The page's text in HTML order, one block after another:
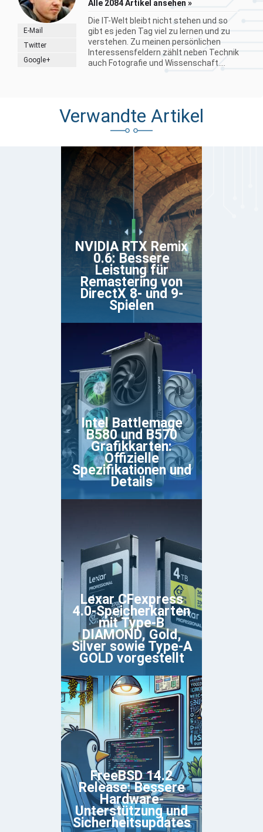
E-Mail
Twitter
Google+
Alle 2084 Artikel ansehen »
Die IT-Welt bleibt nicht stehen und so
gibt es jeden Tag viel zu lernen und zu
verstehen. Zu meinen persönlichen
Interessensfeldern zählt neben Technik
auch Fotografie und Wissenschaft....
Verwandte Artikel
NVIDIA RTX Remix
0.6: Bessere
Leistung für
Remastering von
DirectX 8- und 9-
Spielen
Intel Battlemage
B580 und B570
Grafikkarten:
Offizielle
Spezifikationen und
Details
Lexar CFexpress
4.0-Speicherkarten
mit Type-B
DIAMOND, Gold,
Silver sowie Type-A
GOLD vorgestellt
FreeBSD 14.2
Release: Bessere
Hardware-
Unterstützung und
Sicherheitsupdates